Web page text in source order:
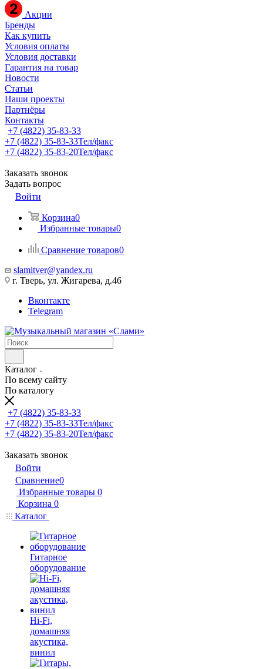
Акции
Бренды
Как купить
Условия оплаты
Условия доставки
Гарантия на товар
Новости
Статьи
Наши проекты
Партнёры
Контакты
+7 (4822) 35-83-33
+7 (4822) 35-83-33Тел/факс
+7 (4822) 35-83-20Тел/факс
Заказать звонок
Задать вопрос
Войти
Корзина0
Избранные товары0
Сравнение товаров0
slamitver@yandex.ru
г. Тверь, ул. Жигарева, д.46
Вконтакте
Telegram
Каталог
По всему сайту
По каталогу
+7 (4822) 35-83-33
+7 (4822) 35-83-33Тел/факс
+7 (4822) 35-83-20Тел/факс
Заказать звонок
Войти
Сравнение0
Избранные товары 0
Корзина 0
Каталог
Гитарное
оборудование
Hi-Fi,
домашняя
акустика,
винил